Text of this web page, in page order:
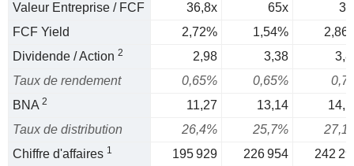
Valeur Entreprise / FCF 36,8x 65x
FCF Yield
2,72% 1,54%
Dividende / Action 2 2,98 3,38
Taux de rendement
0,65% 0,65%
BNA 2 11,27 13,14
Taux de distribution
26,4% 25,7%
Chiffre d'affaires 1 195 929 226 954
242